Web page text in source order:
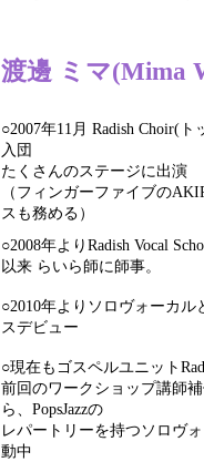
渡邊 ミマ(Mima
○2007年11月 Radish Choir(ト
入団
たくさんのステージに出演
（フィンガーファイブの
スも務める）
○2008年よりRadish Vocal
以来 らいら師に師事。
○2010年よりソロヴォーカル
スデビュー
○現在もゴスペルユニット
前回のワークショップ講師
ら、PopsJazzの
レパートリーを持つソロヴ
動中